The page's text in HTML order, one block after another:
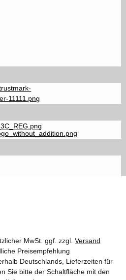
MwSt. ggf. zzgl. Versand
Preisempfehlung
Deutschlands, Lieferzeiten für
Sie bitte der Schaltfläche mit den